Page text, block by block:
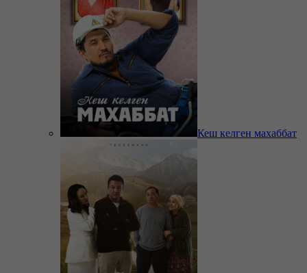
Кеш келген махаббат